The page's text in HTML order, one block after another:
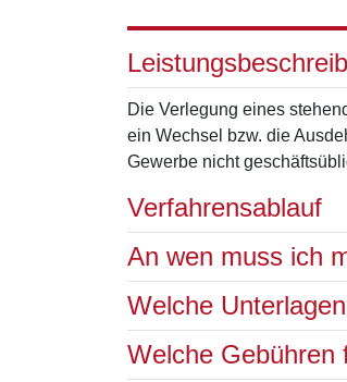
Die Verlegung eines
ein Wechsel bzw. die
Gewerbe nicht
Verfahrensablauf
An wen muss ich
Welche
Welche Gebühren